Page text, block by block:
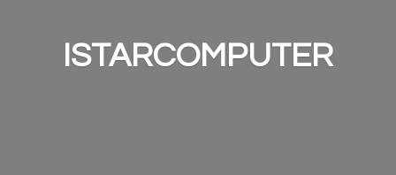
ISTARCOMPUTER